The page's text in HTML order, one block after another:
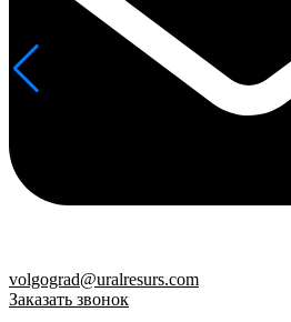
volgograd@uralresurs.com
Заказать звонок